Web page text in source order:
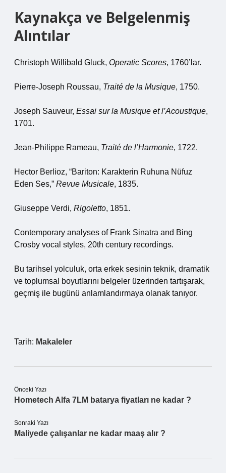
Kaynakça ve Belgelenmiş
Alıntılar
Christoph Willibald Gluck, Operatic Scores, 1760’lar.
Pierre-Joseph Roussau, Traité de la Musique, 1750.
Joseph Sauveur, Essai sur la Musique et l’Acoustique,
1701.
Jean-Philippe Rameau, Traité de l’Harmonie, 1722.
Hector Berlioz, “Bariton: Karakterin Ruhuna Nüfuz
Eden Ses,” Revue Musicale, 1835.
Giuseppe Verdi, Rigoletto, 1851.
Contemporary analyses of Frank Sinatra and Bing
Crosby vocal styles, 20th century recordings.
Bu tarihsel yolculuk, orta erkek sesinin teknik, dramatik
ve toplumsal boyutlarını belgeler üzerinden tartışarak,
geçmiş ile bugünü anlamlandırmaya olanak tanıyor.
Tarih: Makaleler
Önceki Yazı
Hometech Alfa 7LM batarya fiyatları ne kadar ?
Sonraki Yazı
Maliyede çalışanlar ne kadar maaş alır ?